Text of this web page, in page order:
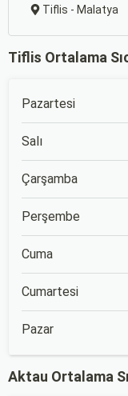
Tiflis - Malatya
Tiflis Ortalama
Pazartesi
Salı
Çarşamba
Perşembe
Cuma
Cumartesi
Pazar
Aktau Ortalama